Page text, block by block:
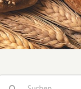
Suche